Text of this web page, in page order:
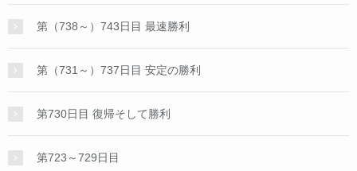
第（738～）743日目 最速勝利
第（731～）737日目 安定の勝利
第730日目 復帰そして勝利
第723～729日目